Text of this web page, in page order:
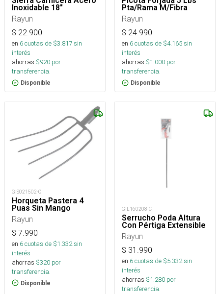
Inoxidable 18"
Rayun
$ 22.900
en 6cuotas de $3.817sin
interés
ahorras $920 por
transferencia.
Disponible
Pta/Rama M/Fibra
Rayun
$ 24.990
en 6cuotas de $4.165sin
interés
ahorras $1.000 por
transferencia.
Disponible
GIS021502-C
Horqueta Pastera 4
Puas Sin Mango
Rayun
$ 7.990
en 6cuotas de $1.332sin
interés
ahorras $320 por
transferencia.
Disponible
GIL160208-C
Serrucho Poda Altura
Con Pértiga Extensible
Rayun
$ 31.990
en 6cuotas de $5.332sin
interés
ahorras $1.280 por
transferencia.